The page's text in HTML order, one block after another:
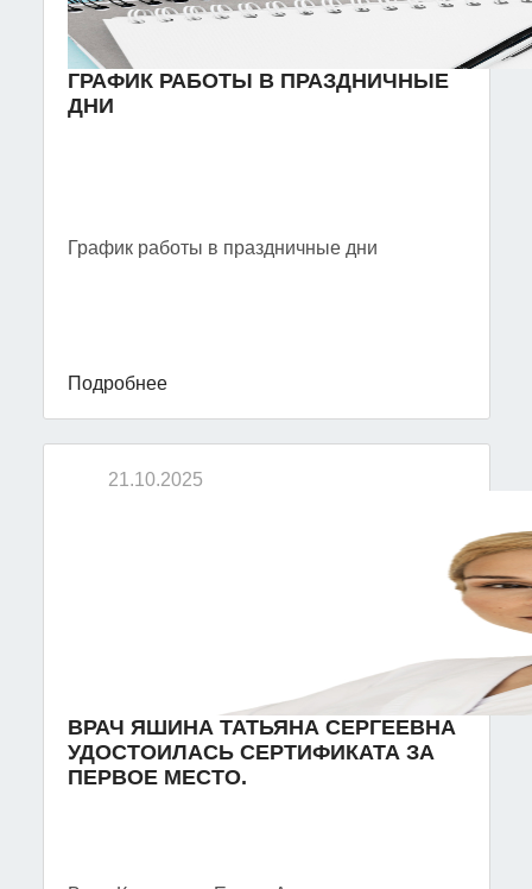
ГРАФИК РАБОТЫ В ПРАЗДНИЧНЫЕ
ДНИ
График работы в праздничные дни
Подробнее
21.10.2025
ВРАЧ ЯШИНА ТАТЬЯНА СЕРГЕЕВНА
УДОСТОИЛАСЬ СЕРТИФИКАТА ЗА
ПЕРВОЕ МЕСТО.